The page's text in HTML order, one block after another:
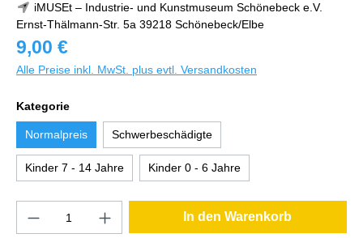
iMUSEt – Industrie- und Kunstmuseum Schönebeck e.V.
Ernst-Thälmann-Str. 5a 39218 Schönebeck/Elbe
9,00 €
Alle Preise inkl. MwSt. plus evtl. Versandkosten
Kategorie
Normalpreis Schwerbeschädigte
Kinder 7 - 14 Jahre Kinder 0 - 6 Jahre
In den Warenkorb